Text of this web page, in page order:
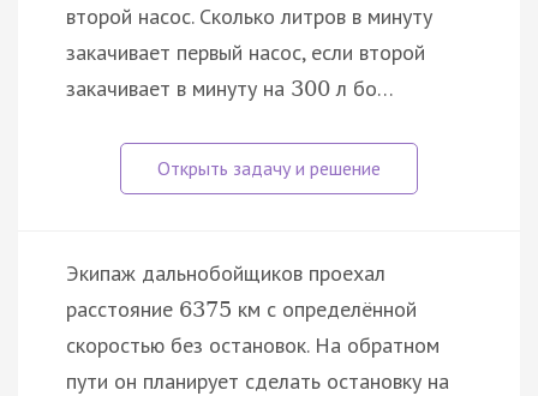
второй насос. Сколько литров в минуту
закачивает первый насос, если второй
закачивает в минуту на 300л бо…
Экипаж дальнобойщиков проехал
расстояние 6375 км с определённой
скоростью без остановок. На обратном
пути он планирует сделать остановку на